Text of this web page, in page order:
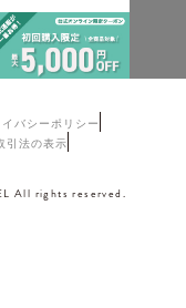
イバシーポリシー
引法の表示
All rights reserved.